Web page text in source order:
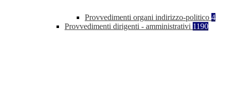
Provvedimenti organi indirizzo-politico 4
Provvedimenti dirigenti - amministrativi 1190